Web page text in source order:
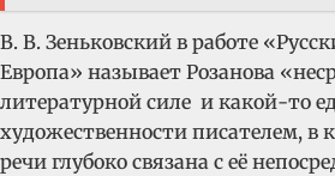
В. В. Зеньковский в работе
Европа» называет Розанова
литературной силе и какой-то
художественности писателем, в
речи глубоко связана с её